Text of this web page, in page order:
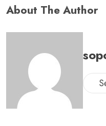
About The Author